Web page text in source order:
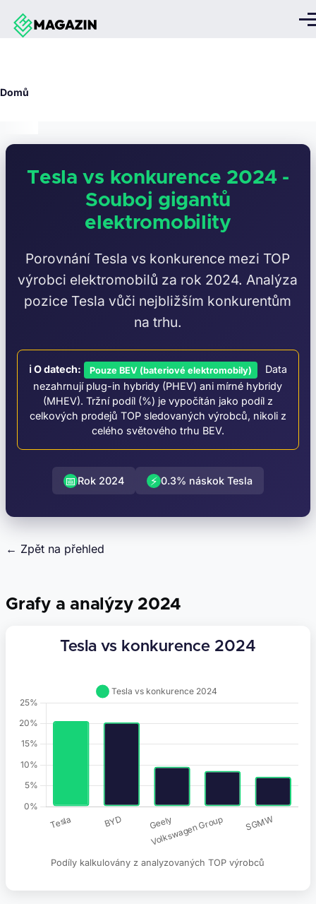
Přejít k hlavnímu obsahu
Domů
Tesla vs konkurence 2024 -
Souboj gigantů
elektromobility
Porovnání Tesla vs konkurence mezi TOP
výrobci elektromobilů za rok 2024. Analýza
pozice Tesla vůči nejbližším konkurentům
na trhu.
ℹ️ O datech: Pouze BEV (bateriové elektromobily)
Data
nezahrnují plug-in hybridy (PHEV) ani mírné hybridy
(MHEV). Tržní podíl (%) je vypočítán jako podíl z
celkových prodejů TOP sledovaných výrobců, nikoli z
celého světového trhu BEV.
📅Rok 2024 ⚡ 0.3% náskok Tesla
← Zpět na přehled
Grafy a analýzy 2024
Tesla vs konkurence 2024
Podíly kalkulovány z analyzovaných TOP výrobců